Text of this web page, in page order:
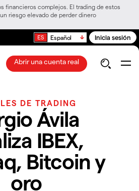
financieros complejos. El trading de estos
riesgo elevado de perder dinero
Español Inicia sesión
Abrir una cuenta real
DE TRADING
Ávila
IBEX,
Bitcoin y
oro